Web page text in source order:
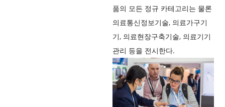
품의 모든 정규 카테고리는 물론
의료통신정보기술, 의료가구기
기, 의료현장구축기술, 의료기기
관리 등을 전시한다.